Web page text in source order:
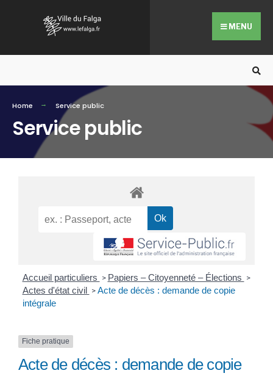
MENU
Home Service public
Service public
Accueil particuliers > Papiers – Citoyenneté – Élections >
Actes d'état civil > Acte de décès : demande de copie
intégrale
Fiche pratique
Acte de décès : demande de copie